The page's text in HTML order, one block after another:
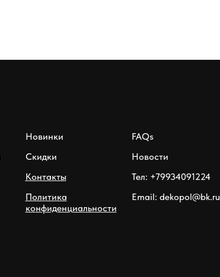
Новинки
Скидки
Контакты
Политика
конфиденциальности
FAQs
Новости
Тел: +79934091224
Email: dekopol@bk.ru